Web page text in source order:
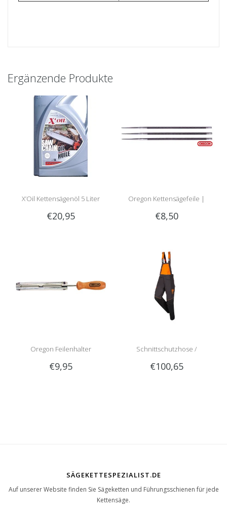
Ergänzende Produkte
X’Oil Kettensägenöl 5 Liter
€20,95
Oregon Kettensägefeile |
Rundfeile
€8,50
Oregon Feilenhalter
€9,95
Schnittschutzhose /
Schnittschutzlatzhose Sip
€100,65
SÄGEKETTESPEZIALIST.DE
Auf unserer Website finden Sie Sägeketten und Führungsschienen für jede
Kettensäge.